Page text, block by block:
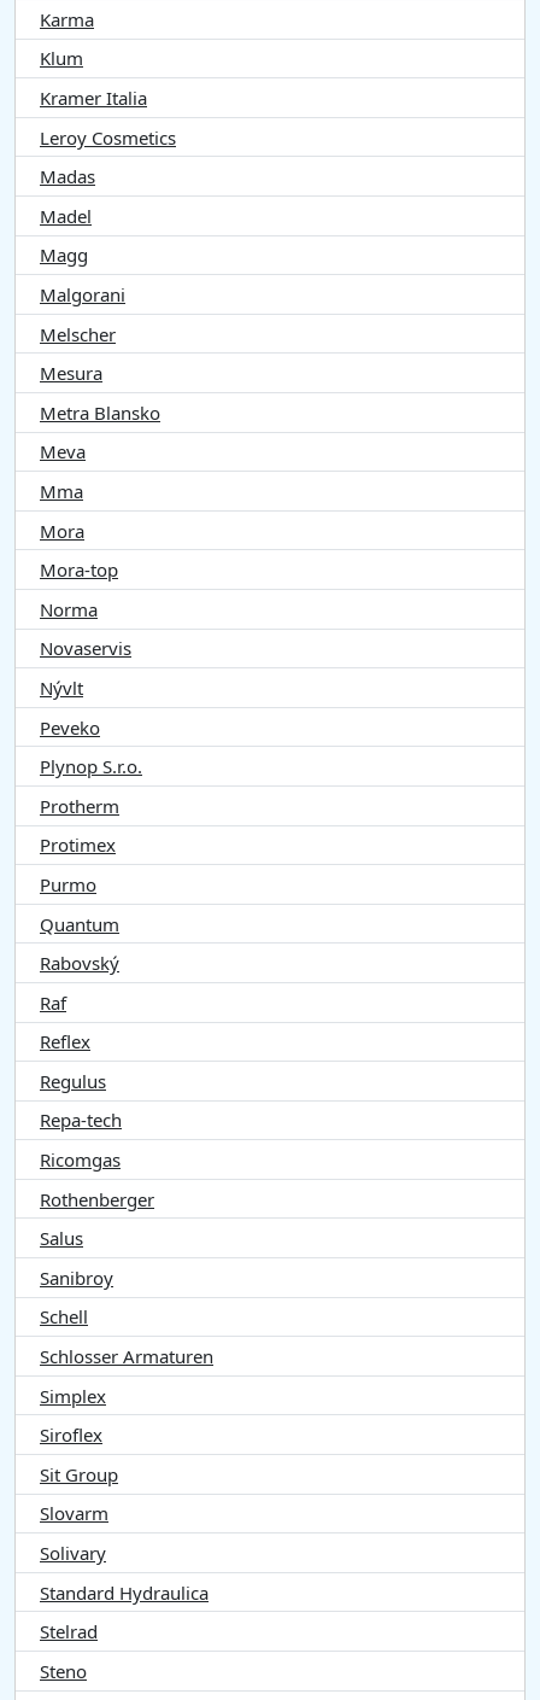
Karma
Klum
Kramer Italia
Leroy Cosmetics
Madas
Madel
Magg
Malgorani
Melscher
Mesura
Metra Blansko
Meva
Mma
Mora
Mora-top
Norma
Novaservis
Nývlt
Peveko
Plynop S.r.o.
Protherm
Protimex
Purmo
Quantum
Rabovský
Raf
Reflex
Regulus
Repa-tech
Ricomgas
Rothenberger
Salus
Sanibroy
Schell
Schlosser Armaturen
Simplex
Siroflex
Sit Group
Slovarm
Solivary
Standard Hydraulica
Stelrad
Steno